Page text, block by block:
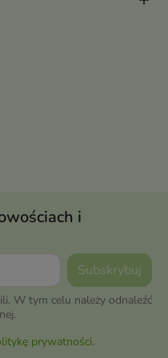
i
W tym celu należy odnaleźć
prywatności.